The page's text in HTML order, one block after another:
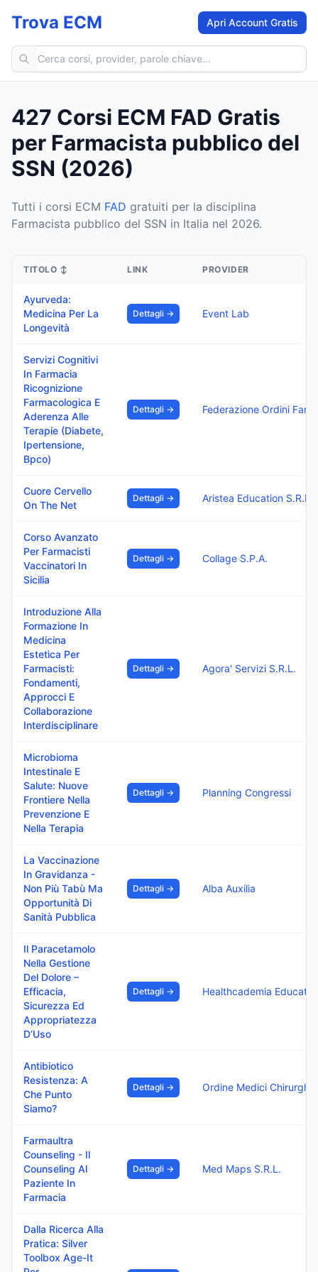
Trova ECM Apri Account Gratis
Cerca corsi ECM
427 Corsi ECM FAD Gratis
per Farmacista pubblico del
SSN (2026)
Tutti i corsi ECM FAD gratuiti per la disciplina
Farmacista pubblico del SSN in Italia nel 2026.
TITOLO ↕ LINK PROVIDER
Ayurveda:
Medicina Per La
Longevità
Dettagli → Event Lab
Servizi Cognitivi
In Farmacia
Ricognizione
Farmacologica E
Aderenza Alle
Terapie (Diabete,
Ipertensione,
Bpco)
Dettagli →
Cuore Cervello
On The Net
Dettagli → Aristea Education S.R.L.
Corso Avanzato
Per Farmacisti
Vaccinatori In
Sicilia
Dettagli → Collage S.P.A.
Introduzione Alla
Formazione In
Medicina
Estetica Per
Farmacisti:
Fondamenti,
Approcci E
Collaborazione
Interdisciplinare
Dettagli → Agora' Servizi S.R.L.
Microbioma
Intestinale E
Salute: Nuove
Frontiere Nella
Prevenzione E
Nella Terapia
Dettagli → Planning Congressi
La Vaccinazione
In Gravidanza -
Non Più Tabù Ma
Opportunità Di
Sanità Pubblica
Dettagli → Alba Auxilia
Il Paracetamolo
Nella Gestione
Del Dolore –
Efficacia,
Sicurezza Ed
Appropriatezza
D’Uso
Dettagli →
Antibiotico
Resistenza: A
Che Punto
Siamo?
Dettagli →
Farmaultra
Counseling - Il
Counseling Al
Paziente In
Farmacia
Dettagli → Med Maps S.R.L.
Dalla Ricerca Alla
Pratica: Silver
Toolbox Age-It